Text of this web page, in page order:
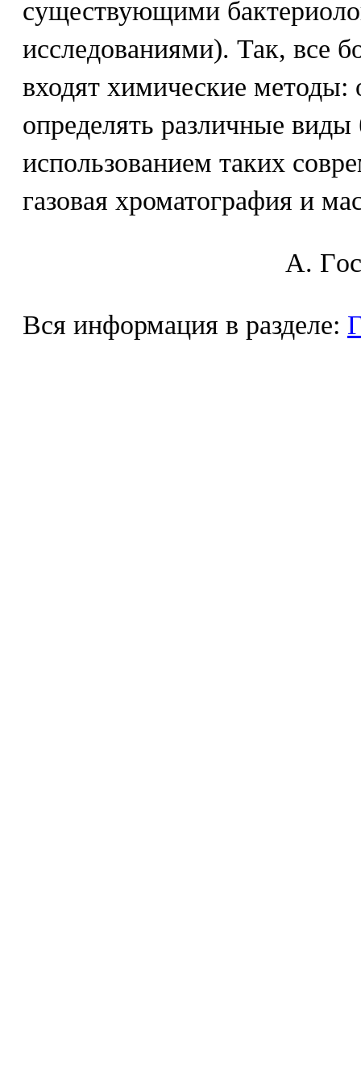
существующими
исследованиями). Так, все
входят химические методы:
определять различные виды
использованием таких
газовая хроматография и
A.
Вся информация в разделе: